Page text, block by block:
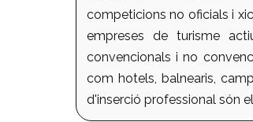
competicions no oficials i
empreses de turisme
convencionals i no
com hotels, balnearis,
d'inserció professional són